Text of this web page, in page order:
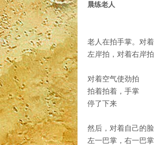
晨练老人
老人在拍手掌。对着
左岸拍，对着右岸拍
对着空气使劲拍
拍着拍着，手掌
停了下来
然后，对着自己的脸
左一巴掌，右一巴掌